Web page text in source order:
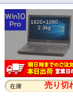
1920×1080
2.3kg
在庫 売り切